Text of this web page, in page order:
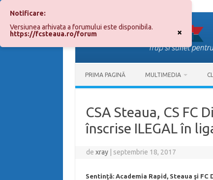
conținut
PRIMA PAGINĂ MULTIMEDIA
CSA Steaua, CS FC
înscrise ILEGAL în
dexray septembrie 18, 2017
Sentinţă: Academia Rapid, Steaua şi
×
Notificare:
Versiunea arhivata a forumului este disponibila.
https://fcsteaua.ro/forum